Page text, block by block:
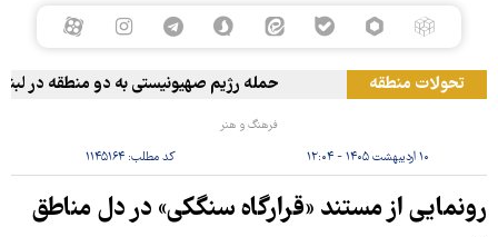
تحولات منطقه حمله رژیم صهیونیستی به دو منطقه در لبنان
فرهنگ و هنر
۱۰ اردیبهشت ۱۴۰۵ - ۱۲:۰۴ کد مطلب:۱۱۴۵۱۶۴
رونمایی از مستند «قرارگاه سنگکی» در دل مناطق